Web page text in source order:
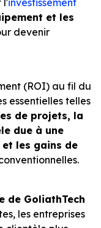
l'investissement
et les
devenir
(ROI) au fil du
essentielles telles
de projets, la
due à une
les gains de
de GoliathTech
les entreprises